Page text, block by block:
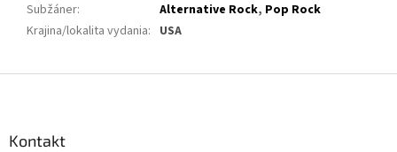
Subžáner: Alternative Rock, Pop Rock
Krajina/lokalita vydania: USA
Kontakt